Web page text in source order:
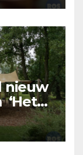
nieuw
‘Het
D’n